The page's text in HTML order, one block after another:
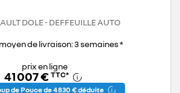
DOLE - DEFFEUILLE AUTO
de livraison: 3 semaines *
prix en ligne
41 007 € TTC*
de Pouce de 4 830 € déduite